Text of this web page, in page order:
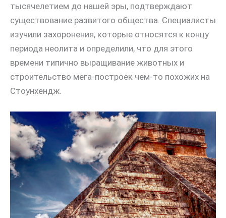
тысячелетием до нашей эры, подтверждают
существование развитого общества. Специалисты
изучили захоронения, которые относятся к концу
периода неолита и определили, что для этого
времени типично выращивание животных и
строительство мега-построек чем-то похожих на
Стоунхендж.